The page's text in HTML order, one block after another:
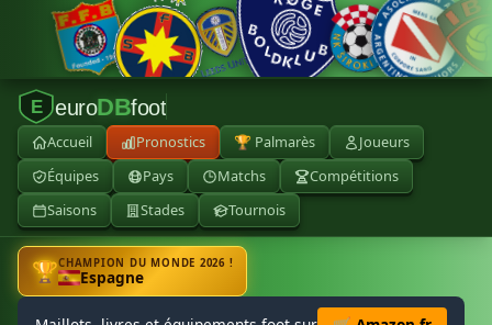
E euroDBfoot
Accueil Pronostics 🏆 Palmarès
Joueurs
Équipes
Pays Matchs
Compétitions
Saisons
Stades Tournois
🏆CHAMPION DU MONDE 2026 !
Espagne